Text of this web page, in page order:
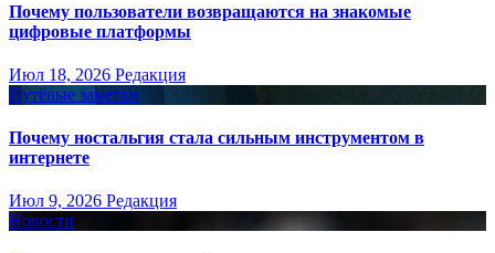
Почему пользователи возвращаются на знакомые
цифровые платформы
Июл 18, 2026 Редакция
Путёвые заметки
Почему ностальгия стала сильным инструментом в
интернете
Июл 9, 2026 Редакция
Новости